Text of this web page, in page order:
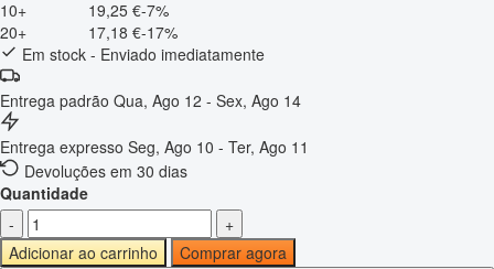
10+
19,25 €-7%
20+
17,18 €-17%
Em stock - Enviado imediatamente
Entrega padrão Qua, Ago 12 - Sex, Ago 14
Entrega expresso Seg, Ago 10 - Ter, Ago 11
Devoluções em 30 dias
Quantidade
-
+
Adicionar ao carrinho
Comprar agora